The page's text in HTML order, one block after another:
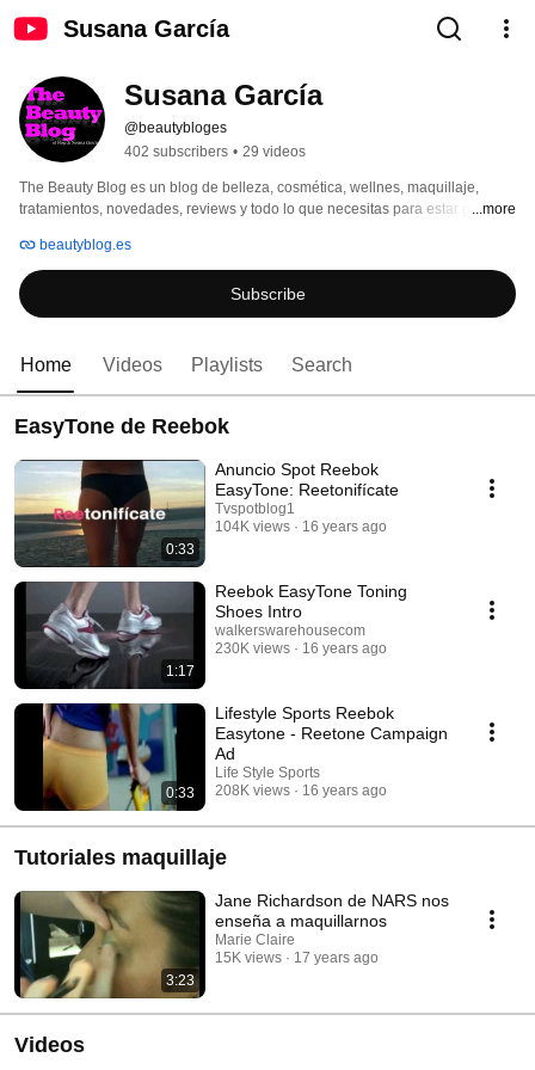
Susana García
Susana García
@beautybloges
402 subscribers • 29 videos
The Beauty Blog es un blog de belleza, cosmética, wellnes, maquillaje,
tratamientos, novedades, reviews y todo lo que necesitas para estar guapa
...more
beautyblog.es
Subscribe
Home Videos Playlists Search
EasyTone de Reebok
0:33
Anuncio Spot Reebok
EasyTone: Reetonifícate
Tvspotblog1
104K views
16 years ago
1:17
Reebok EasyTone Toning
Shoes Intro
walkerswarehousecom
230K views
16 years ago
0:33
Lifestyle Sports Reebok
Easytone - Reetone Campaign
Ad
Life Style Sports
208K views
16 years ago
Tutoriales maquillaje
3:23
Jane Richardson de NARS nos
enseña a maquillarnos
Marie Claire
15K views
17 years ago
Videos